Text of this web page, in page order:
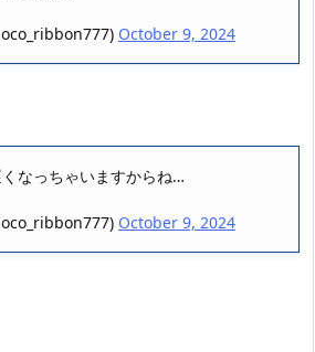
October 9, 2024
なっちゃいますからね…
October 9, 2024